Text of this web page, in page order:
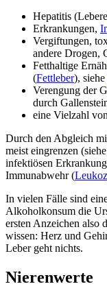
Hepatitis
Erkrankungen,
Vergiftungen,
andere Drogen,
Fetthaltige
(Fettleber), siehe
Verengung der
durch
eine Vielzahl
Durch den Abgleich
meist eingrenzen (siehe
infektiösen
Immunabwehr (
In vielen Fälle sind
Alkoholkonsum die
ersten Anzeichen also
wissen: Herz und
Leber geht nichts.
Nierenwerte